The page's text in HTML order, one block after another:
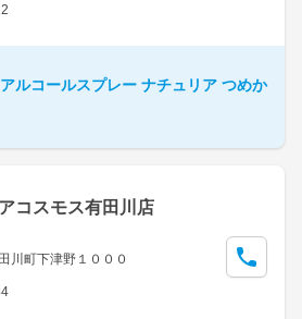
ルコールスプレー ナチュリア つめか
コスモス有田川店
川町下津野１０００